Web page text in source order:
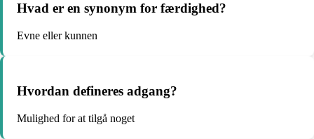
Hvad er en synonym for færdighed?
Evne eller kunnen
Hvordan defineres adgang?
Mulighed for at tilgå noget